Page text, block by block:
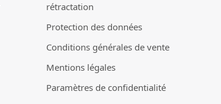
rétractation
Protection des données
Conditions générales de vente
Mentions légales
Paramètres de confidentialité